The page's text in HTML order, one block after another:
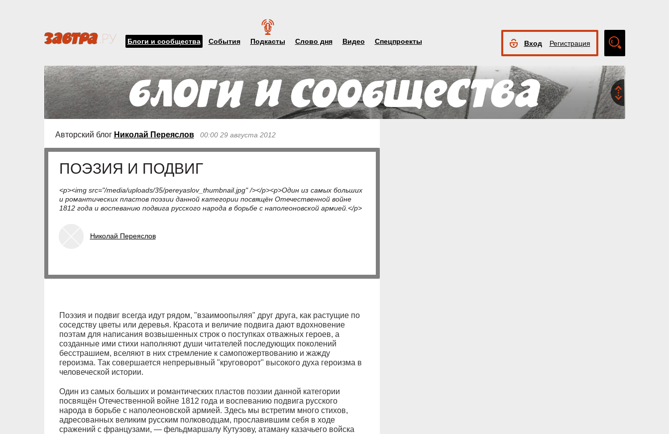
Блоги и сообщества События Подкасты Слово дня Видео Спецпроекты Вход Регистрация
Авторский блог Николай Переяслов 00:00 29 августа 2012
ПОЭЗИЯ И ПОДВИГ
<p><img src="/media/uploads/35/pereyaslov_thumbnail.jpg" /></p><p>Один из самых больших
и романтических пластов поэзии данной категории посвящён Отечественной войне
1812 года и воспеванию подвига русского народа в борьбе с наполеоновской армией.</p>
Николай Переяслов
Поэзия и подвиг всегда идут рядом, "взаимоопыляя" друг друга, как растущие по
соседству цветы или деревья. Красота и величие подвига дают вдохновение
поэтам для написания возвышенных строк о поступках отважных героев, а
созданные ими стихи наполняют души читателей последующих поколений
бесстрашием, вселяют в них стремление к самопожертвованию и жажду
героизма. Так совершается непрерывный "круговорот" высокого духа героизма в
человеческой истории.
Один из самых больших и романтических пластов поэзии данной категории
посвящён Отечественной войне 1812 года и воспеванию подвига русского
народа в борьбе с наполеоновской армией. Здесь мы встретим много стихов,
адресованных великим русским полководцам, прославившим себя в ходе
сражений с французами, — фельдмаршалу Кутузову, атаману казачьего войска